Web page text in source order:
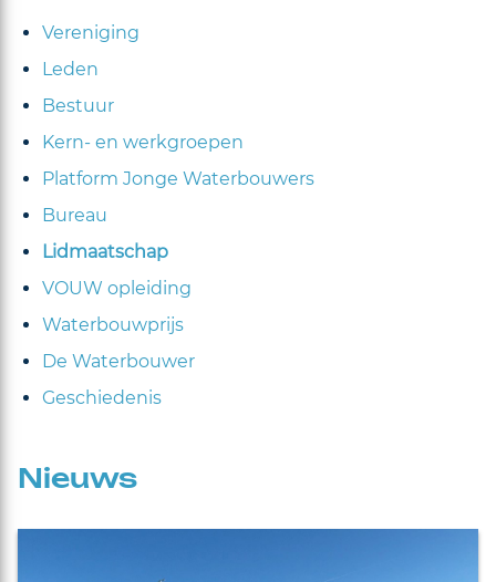
Vereniging
Leden
Bestuur
Kern- en werkgroepen
Platform Jonge Waterbouwers
Bureau
Lidmaatschap
VOUW opleiding
Waterbouwprijs
De Waterbouwer
Geschiedenis
Nieuws